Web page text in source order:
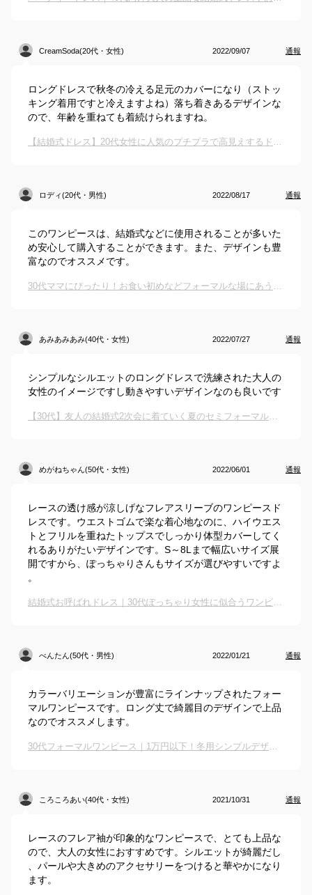
CreamSoda(20代・女性) 2022/09/07 通報
ロングドレスで秋冬の冷える足元のカバーになり（ストッ
キング着用ですと冷えますよね）落ち着きあるデザインな
ので、年齢を重ねても着続けられますね。
【結婚式ドレス】20代女性に人気のプチプラで高見えするドレスのおすすめは？
ロディ(20代・男性) 2022/08/17 通報
このワンピースは、結婚式などに使用されることが多いた
め安心して購入することができます。また、デザインも豊
富なのでオススメです。
30代ママにぴったり！お食い初めなどフォーマルな場にあう上品ワンピースのおすすめは？
あみあみあみ(40代・女性) 2022/07/27 通報
シンプルなシルエットのロングドレスで洗練された大人の
女性のイメージですし動きやすいデザインなのも良いです
【30代】友人の結婚式2次会に着ていく夏のセミフォーマルなドレスのおすすめは？
めがねちゃん(50代・女性) 2022/06/01 通報
レースの透け感が涼しげなフレアスリーブのワンピースド
レスです。ウエストゴムで楽な着心地なのに、ハイウエス
トとフリルを重ねたトップスでしっかり体型カバーしてく
れるありがたいデザインです。S～8Lまで幅広いサイズ展
開ですから、ぽっちゃりさんもサイズが選びやすいですよ
。
結婚式お呼ばれドレス｜30代ぽっちゃり女性に似合うワンピースドレスのおすすめは？
べんたん(50代・男性) 2022/01/21 通報
カラーバリエーションが豊富にラインナップされたフォー
マルワンピースです。ロング丈で綺麗目のデザインで上品
なのでオススメします。
30代フォーマルワンピース｜1万円以下！冬用シンプルデザインのおすすめは？
ころころあい(40代・女性) 2021/10/31 通報
レースのフレア袖が印象的なワンピースで、とても上品な
ので、大人の女性におすすめです。シルエットが綺麗だし
、パールや大きめのアクセサリーをつけると華やかになり
ます。